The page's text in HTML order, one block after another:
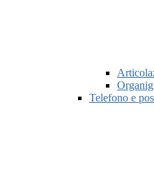
Telefono e